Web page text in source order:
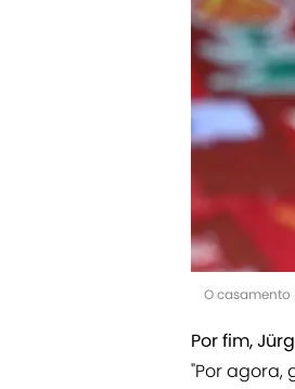
O casamento
Por fim,
"Por agora,